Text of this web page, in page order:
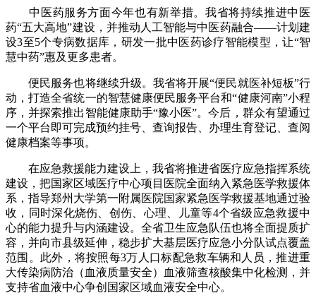
中医药服务方面今年也有新举措。我省将持续推进中医
药“五大高地”建设，并推动人工智能与中医药融合——计划建
设3至5个专病数据库，研发一批中医药诊疗智能模型，让“智
慧中药”惠及更多患者。
便民服务也将继续升级。我省将开展“便民就医补短板”行
动，打造全省统一的智慧健康便民服务平台和“健康河南”小程
序，并探索推出智能健康助手“豫小医”。今后，群众有望通过
一个平台即可完成预约挂号、查询报告、办理生育登记、查阅
健康档案等事项。
在应急救援能力建设上，我省将推进省医疗应急指挥系统
建设，把国家区域医疗中心项目医院全面纳入紧急医学救援体
系，指导郑州大学第一附属医院国家紧急医学救援基地通过验
收，同时深化烧伤、创伤、心理、儿童等4个省级应急救援中
心的能力提升与内涵建设。全省卫生应急队伍也将全面提质扩
容，并向市县级延伸，稳步扩大基层医疗应急小分队试点覆盖
范围。此外，将按照每3万人口标配急救车辆和人员，推进重
大传染病防治（血液质量安全）血液筛查核酸集中化检测，并
支持省血液中心争创国家区域血液安全中心。